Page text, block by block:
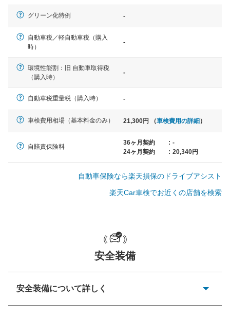
一般的な車体のサイズの目安
軽自動車
ノア、セレナ、プリウス、カロー
クラウン、アルファード、フォレ
グリーン化特例 -
自動車税／軽自動車税（購入
時）
-
環境性能割：旧 自動車取得税
（購入時）
-
自動車税重量税（購入時） -
車検費用相場（基本料金のみ） 21,300円 （車検費用の詳細）
自賠責保険料
36ヶ月契約 : -
24ヶ月契約
: 20,340円
自動車保険なら楽天損保のドライブアシスト
楽天Car車検でお近くの店舗を検索
安全装備
安全装備について詳しく